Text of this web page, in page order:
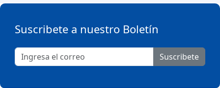
Suscribete a nuestro Boletín
Suscribete